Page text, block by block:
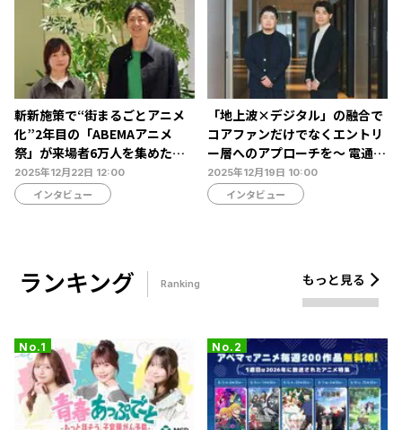
斬新施策で“街まるごとアニメ
化”2年目の「ABEMAアニメ
祭」が来場者6万人を集めた理
由
2025年12月22日 12:00
インタビュー
「地上波×デジタル」の融合で
コアファンだけでなくエントリ
ー層へのアプローチを～ 電通が
取り組むスポーツマーケティン
グの価値最大化戦略
2025年12月19日 10:00
インタビュー
ランキング Ranking もっと見る